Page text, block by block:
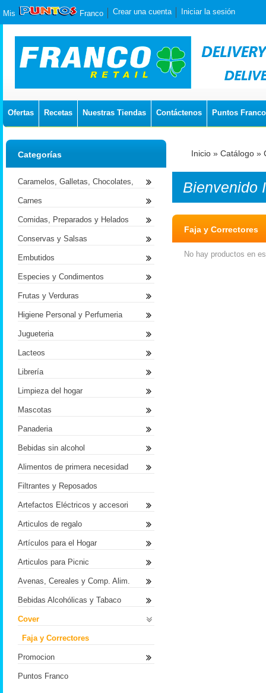
Mis Franco Crear una cuenta Iniciar la sesión
Ofertas Recetas Nuestras Tiendas Contáctenos Puntos Franco
Inicio » Catálogo »
Bienvenido
Faja y Correctores
No hay productos en
Categorías
Caramelos, Galletas, Chocolates,
Carnes
Comidas, Preparados y Helados
Conservas y Salsas
Embutidos
Especies y Condimentos
Frutas y Verduras
Higiene Personal y Perfumeria
Jugueteria
Lacteos
Librería
Limpieza del hogar
Mascotas
Panaderia
Bebidas sin alcohol
Alimentos de primera necesidad
Filtrantes y Reposados
Artefactos Eléctricos y accesori
Articulos de regalo
Artículos para el Hogar
Articulos para Picnic
Avenas, Cereales y Comp. Alim.
Bebidas Alcohólicas y Tabaco
Cover
Faja y Correctores
Promocion
Puntos Franco